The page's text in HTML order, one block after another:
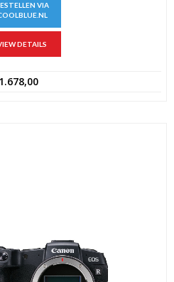
VIA
DETAILS